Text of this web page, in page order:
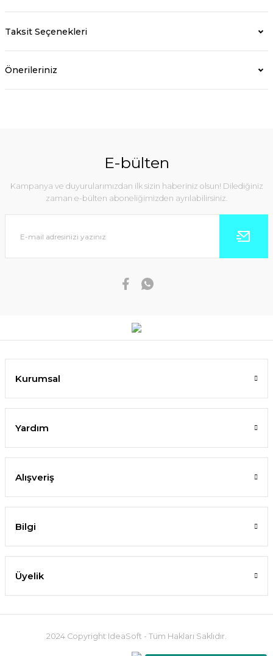
Taksit Seçenekleri
Önerileriniz
E-bülten
Kampanya ve duyurularımızdan ilk sizin haberiniz olsun! Dilediğiniz
zaman e-bülten aboneliğimizden ayrılabilirsiniz.
Kurumsal
Yardım
Alışveriş
Bilgi
Üyelik
2024 Copyright IdeaSoft - Tüm Hakları Saklıdır.